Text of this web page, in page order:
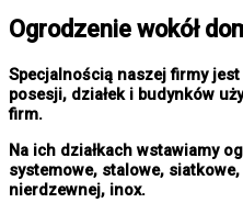
Ogrodzenie wokół
Specjalnością naszej firmy
posesji, działek i budynków
firm.
Na ich działkach wstawiamy
systemowe, stalowe,
nierdzewnej, inox.